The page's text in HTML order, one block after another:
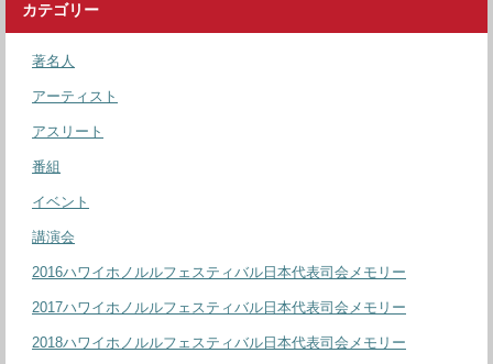
カテゴリー
著名人
アーティスト
アスリート
番組
イベント
講演会
2016ハワイホノルルフェスティバル日本代表司会メモリー
2017ハワイホノルルフェスティバル日本代表司会メモリー
2018ハワイホノルルフェスティバル日本代表司会メモリー